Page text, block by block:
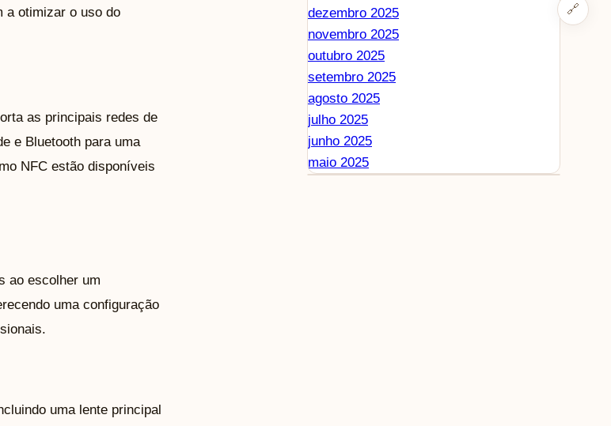
🔗
a otimizar o uso do
as principais redes de
e Bluetooth para uma
NFC estão disponíveis
ao escolher um
uma configuração
uma lente principal
dezembro 2025
novembro 2025
outubro 2025
setembro 2025
agosto 2025
julho 2025
junho 2025
maio 2025